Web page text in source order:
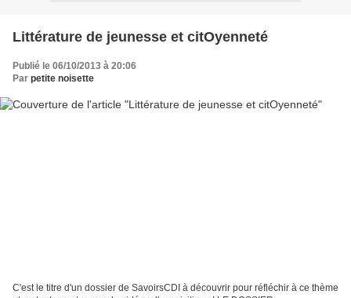
Littérature de jeunesse et citOyenneté
Publié le 06/10/2013 à 20:06
Par petite noisette
C'est le titre d'un dossier de SavoirsCDI à découvrir pour réfléchir à ce thème